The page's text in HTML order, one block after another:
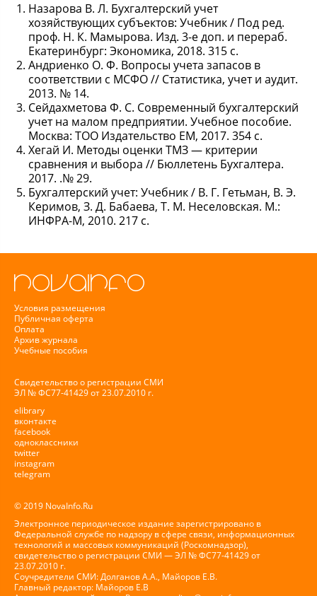
Назарова В. Л. Бухгалтерский учет
хозяйствующих субъектов: Учебник / Под ред.
проф. Н. К. Мамырова. Изд. 3-е доп. и перераб.
Екатеринбург: Экономика, 2018. 315 с.
Андриенко О. Ф. Вопросы учета запасов в
соответствии с МСФО // Статистика, учет и аудит.
2013. № 14.
Сейдахметова Ф. С. Современный бухгалтерский
учет на малом предприятии. Учебное пособие.
Москва: ТОО Издательство ЕМ, 2017. 354 с.
Хегай И. Методы оценки ТМЗ — критерии
сравнения и выбора // Бюллетень Бухгалтера.
2017. .№ 29.
Бухгалтерский учет: Учебник / В. Г. Гетьман, В. Э.
Керимов, З. Д. Бабаева, Т. М. Неселовская. М.:
ИНФРА-М, 2010. 217 с.
Условия размещения
Публичная оферта
Оплата
Архив журнала
Учебные пособия
Свидетельство о регистрации СМИ
ЭЛ № ФС77-41429 от 23.07.2010 г.
elibrary
вконтакте
facebook
одноклассники
twitter
instagram
telegram
© 2019 NovaInfo.Ru
Электронное периодическое издание зарегистрировано в
Федеральной службе по надзору в сфере связи, информационных
технологий и массовых коммуникаций (Роскомнадзор),
свидетельство о регистрации СМИ — ЭЛ № ФС77-41429 от
23.07.2010 г.
Соучредители СМИ: Долганов А.А., Майоров Е.В.
Главный редактор: Майоров Е.В